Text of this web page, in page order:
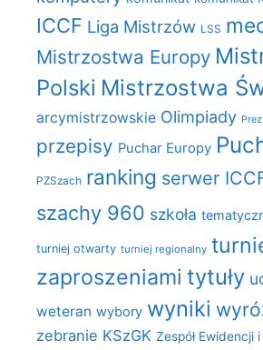
ICCF Liga Mistrzów LSS
Mistrzostwa Europy
Polski Mistrzostwa
arcymistrzowskie Olimpiady
przepisy Puchar Europy
PZSzach ranking serwer
szachy 960 szkoła
turniej otwarty turniej regionalny
zaproszeniami tytuły
weteran wybory wyniki
zebranie KSzGK Zespół Ewidencji